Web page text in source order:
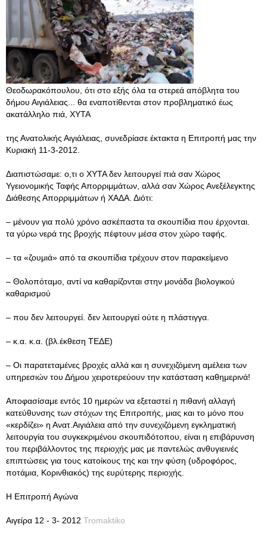
Θεοδωρακόπουλου, ότι στο εξής όλα τα στερεά απόβλητα του
δήμου Αιγιάλειας... θα εναποτίθενται στον προβληματικό έως
ακατάλληλο πιά, ΧΥΤΑ
της Ανατολικής Αιγιάλειας, συνεδρίασε έκτακτα η Επιτροπή μας την
Κυριακή 11-3-2012.
Διαπιστώσαμε: ο,τι ο ΧΥΤΑ δεν λειτουργεί πιά σαν Χώρος
Υγειονομικής Ταφής Απορριμμάτων, αλλά σαν Χώρος Ανεξέλεγκτης
Διάθεσης Απορριμμάτων ή ΧΑΔΑ. Διότι:
– μένουν για πολύ χρόνο ασκέπαστα τα σκουπίδια που έρχονται.
τα γύρω νερά της βροχής πέφτουν μέσα στον χώρο ταφής.
– τα «ζουμιά» από τα σκουπίδια τρέχουν στον παρακείμενο
– Θολοπόταμο, αντί να καθαρίζονται στην μονάδα βιολογικού
καθαρισμού
– που δεν λειτουργεί. δεν λειτουργεί ούτε η πλάστιγγα.
– κ.α. κ.α. (βλ.έκθεση ΤΕΔΕ)
– Οι παρατεταμένες βροχές αλλά και η συνεχιζόμενη αμέλεια των
υπηρεσιών του Δήμου χειροτερεύουν την κατάσταση καθημερινά!
Αποφασίσαμε εντός 10 ημερών να εξεταστεί η πιθανή αλλαγή
κατεύθυνσης των στόχων της Επιτροπής, μιας και το μόνο που
«κερδίζει» η Ανατ.Αιγιάλεια από την συνεχιζόμενη εγκληματική
λειτουργία του συγκεκριμένου σκουπιδότοπου, είναι η επιβάρυνση
του περιβάλλοντος της περιοχής μας με παντελώς ανθυγιεινές
επιπτώσεις για τους κατοίκους της και την φύση (υδροφόρος,
ποτάμια, Κορινθιακός) της ευρύτερης περιοχής.
Η Επιτροπή Αγώνα
Αιγείρα 12 - 3- 2012 Tromaktiko